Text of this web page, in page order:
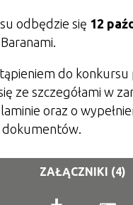
odbędzie się 12
do konkursu
ze szczegółami w
oraz o
dokumentów.
ZAŁĄCZNIKI (4)